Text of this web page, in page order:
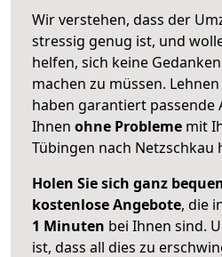
Wir verstehen, dass der
stressig genug ist, und
helfen, sich keine
machen zu müssen.
haben garantiert passende
Ihnen ohne Probleme mit
Tübingen nach Netzschkau
Holen Sie sich ganz
kostenlose Angebote, die
1 Minuten bei Ihnen sind.
ist, dass all dies zu